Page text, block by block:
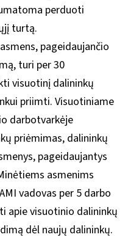
perduoti
turtą.
pageidaujančio
turi per 30
visuotinį dalininkų
priimti. Visuotiniame
darbotvarkėje
priėmimas, dalininkų
pageidaujantys
asmenims
vadovas per 5 darbo
apie visuotinio dalininkų
dėl naujų dalininkų.